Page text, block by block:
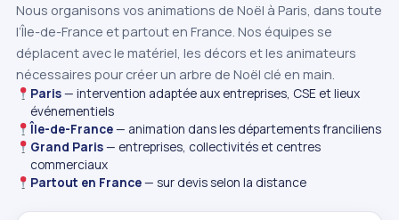
Nous organisons vos animations de Noël à Paris, dans toute
l’Île-de-France et partout en France. Nos équipes se
déplacent avec le matériel, les décors et les animateurs
nécessaires pour créer un arbre de Noël clé en main.
Paris— intervention adaptée aux entreprises, CSE et lieux
événementiels
Île-de-France— animation dans les départements franciliens
Grand Paris— entreprises, collectivités et centres
commerciaux
Partout en France— sur devis selon la distance